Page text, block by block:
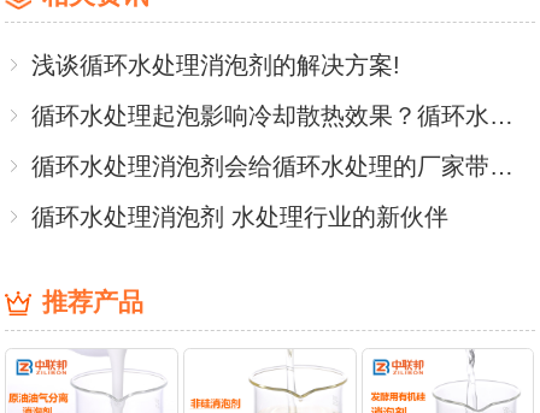
浅谈循环水处理消泡剂的解决方案!
循环水处理起泡影响冷却散热效果？循环水处理消泡剂可以调节
循环水处理消泡剂会给循环水处理的厂家带来怎样的惊喜呢？
循环水处理消泡剂 水处理行业的新伙伴
推荐产品